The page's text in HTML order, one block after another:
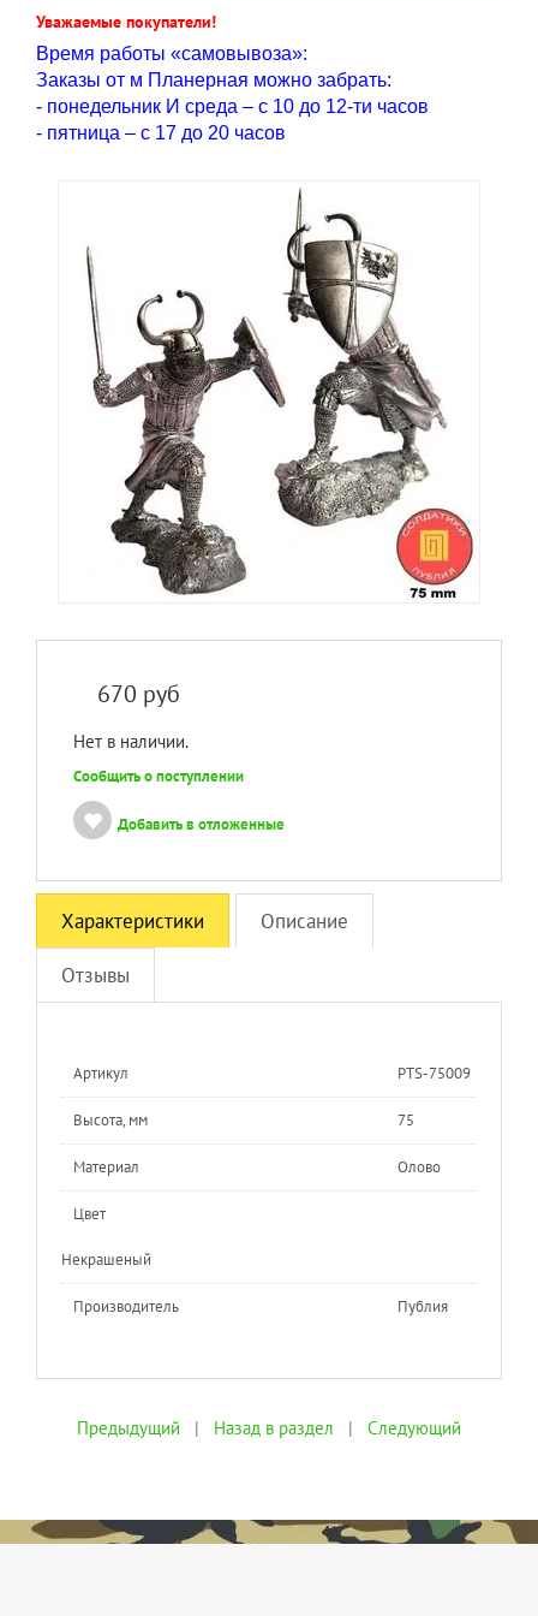
Уважаемые покупатели!
Время работы «самовывоза»:
Заказы от м Планерная можно забрать:
- понедельник И среда – с 10 до 12-ти часов
- пятница – с 17 до 20 часов
670 руб
Нет в наличии.
Сообщить о поступлении
Добавить в отложенные
Характеристики Описание
Отзывы
Артикул PTS-75009
Высота, мм 75
Материал Олово
Цвет
Некрашеный
Производитель Публия
Предыдущий | Назад в раздел | Следующий